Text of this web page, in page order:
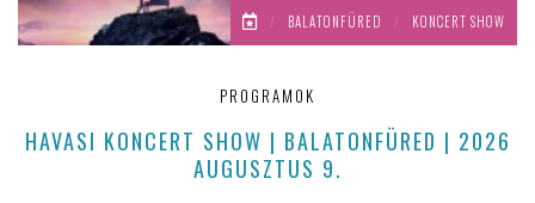
/ BALATONFÜRED / KONCERT SHOW
PROGRAMOK
HAVASI KONCERT SHOW | BALATONFÜRED | 2026
AUGUSZTUS 9.